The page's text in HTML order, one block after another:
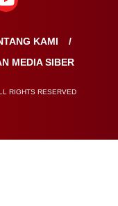
KAMI
MEDIA SIBER
RIGHTS RESERVED